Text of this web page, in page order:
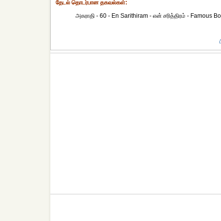
தேட‌ல் தொட‌ர்பான தகவ‌ல்க‌ள்:
அகராதி - 60 - En Sarithiram - என் சரித்திரம் - Famous